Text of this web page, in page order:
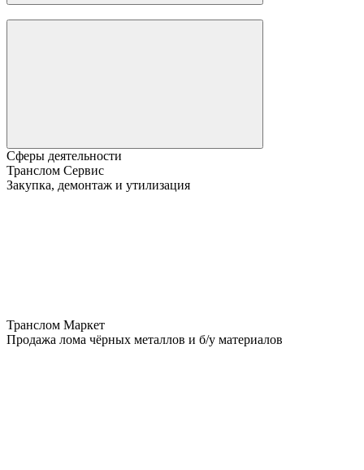
Сферы деятельности
Транслом Сервис
Закупка, демонтаж и утилизация
Транслом Маркет
Продажа лома чёрных металлов и б/у материалов